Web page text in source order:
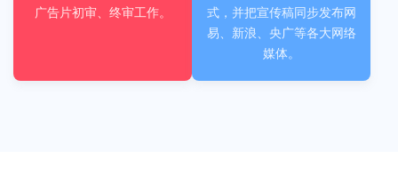
广告片初审、终审工作。
式，并把宣传稿同步发布网
易、新浪、央广等各大网络
媒体。